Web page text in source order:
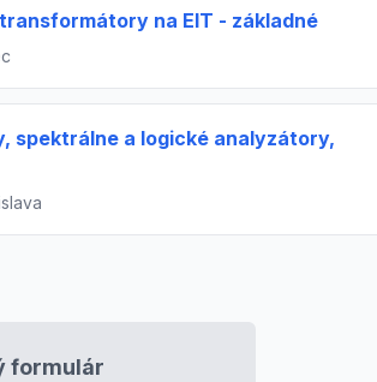
na EIT - základné
spektrálne a logické analyzátory,
formulár